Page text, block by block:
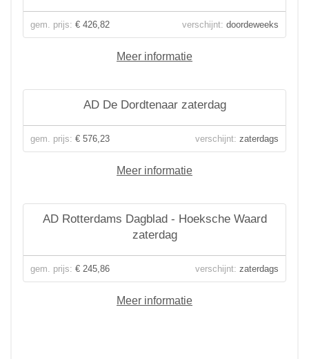
gem. prijs: € 426,82 verschijnt: doordeweeks
Meer informatie
AD De Dordtenaar zaterdag
gem. prijs: € 576,23 verschijnt: zaterdags
Meer informatie
AD Rotterdams Dagblad - Hoeksche Waard
zaterdag
gem. prijs: € 245,86 verschijnt: zaterdags
Meer informatie